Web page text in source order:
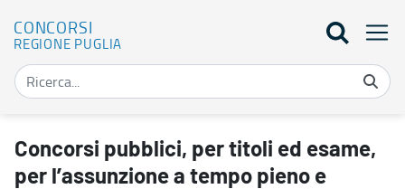
CONCORSI
REGIONE PUGLIA
Concorsi pubblici, per titoli ed esame, per l’assunzione a tempo
Concorsi pubblici, per titoli ed esame,
per l’assunzione a tempo pieno e